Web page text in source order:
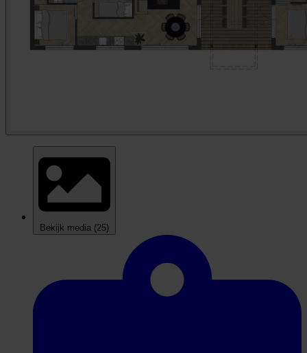
Bekijk media (25)